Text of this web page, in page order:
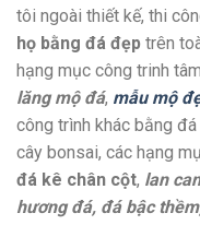
tôi ngoài thiết kế, thi
họ bằng đá đẹp trên
hạng mục công trinh
lăng mộ đá, mẫu mộ
công trình khác bằng
cây bonsai, các hạng
đá kê chân cột, lan
hương đá, đá bậc